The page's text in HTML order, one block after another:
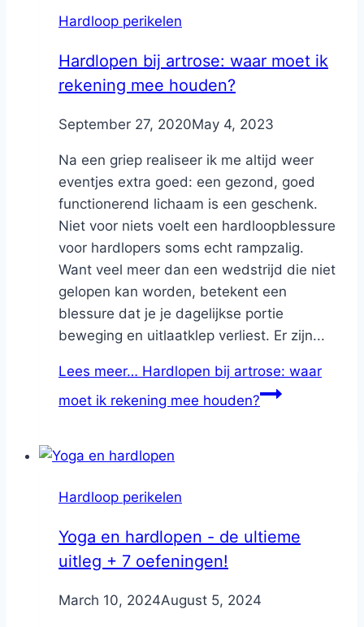
Hardloop perikelen
Hardlopen bij artrose: waar moet ik
rekening mee houden?
ByNicole
September 27, 2020May 4, 2023
Na een griep realiseer ik me altijd weer
eventjes extra goed: een gezond, goed
functionerend lichaam is een geschenk.
Niet voor niets voelt een hardloopblessure
voor hardlopers soms echt rampzalig.
Want veel meer dan een wedstrijd die niet
gelopen kan worden, betekent een
blessure dat je je dagelijkse portie
beweging en uitlaatklep verliest. Er zijn...
Lees meer… Hardlopen bij artrose: waar
moet ik rekening mee houden?
Hardloop perikelen
Yoga en hardlopen - de ultieme
uitleg + 7 oefeningen!
ByNicole
March 10, 2024August 5, 2024